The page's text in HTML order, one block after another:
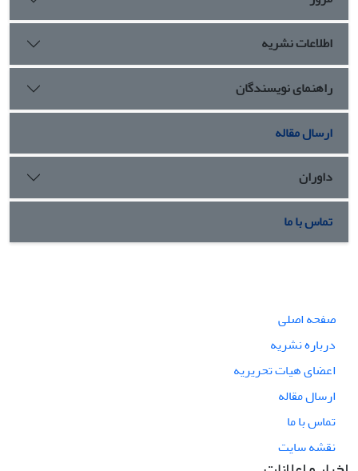
اطلاعات نشریه
راهنمای نویسندگان
ارسال مقاله
داوران
تماس با ما
صفحه اصلی
درباره نشریه
اعضای هیات تحریریه
ارسال مقاله
تماس با ما
نقشه سایت